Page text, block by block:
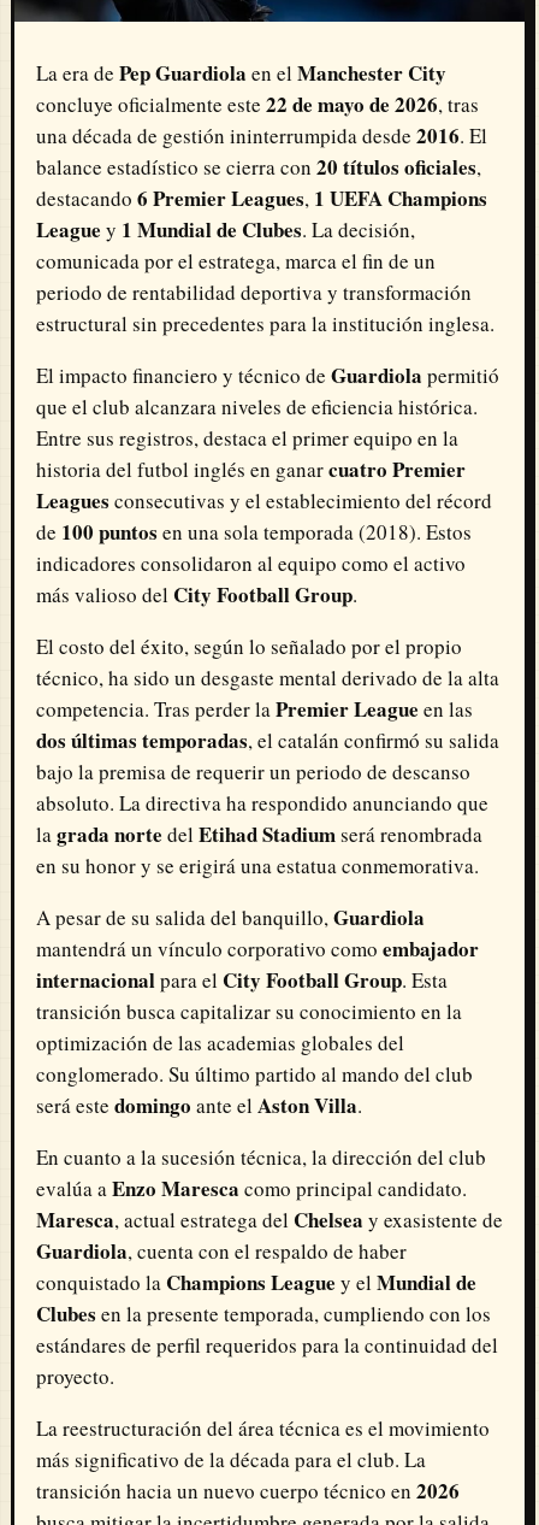
La era de Pep Guardiola en el Manchester City
concluye oficialmente este 22 de mayo de 2026, tras
una década de gestión ininterrumpida desde 2016. El
balance estadístico se cierra con 20 títulos oficiales,
destacando 6 Premier Leagues, 1 UEFA Champions
League y 1 Mundial de Clubes. La decisión,
comunicada por el estratega, marca el fin de un
periodo de rentabilidad deportiva y transformación
estructural sin precedentes para la institución inglesa.
El impacto financiero y técnico de Guardiola permitió
que el club alcanzara niveles de eficiencia histórica.
Entre sus registros, destaca el primer equipo en la
historia del futbol inglés en ganarcuatro Premier
Leagues consecutivas y el establecimiento del récord
de 100 puntos en una sola temporada (2018). Estos
indicadores consolidaron al equipo como el activo
más valioso del City Football Group.
El costo del éxito, según lo señalado por el propio
técnico, ha sido un desgaste mental derivado de la alta
competencia. Tras perder la Premier League en las
dos últimas temporadas, el catalán confirmó su salida
bajo la premisa de requerir un periodo de descanso
absoluto. La directiva ha respondido anunciando que
la grada norte del Etihad Stadiumserá renombrada
en su honor y se erigirá una estatua conmemorativa.
A pesar de su salida del banquillo, Guardiola
mantendrá un vínculo corporativo como embajador
internacionalpara el City Football Group. Esta
transición busca capitalizar su conocimiento en la
optimización de las academias globales del
conglomerado. Su último partido al mando del club
será este domingo ante el Aston Villa.
En cuanto a la sucesión técnica, la dirección del club
evalúa a Enzo Maresca como principal candidato.
Maresca, actual estratega del Chelsea y exasistente de
Guardiola, cuenta con el respaldo de haber
conquistado la Champions League y el Mundial de
Clubes en la presente temporada, cumpliendo con los
estándares de perfil requeridos para la continuidad del
proyecto.
La reestructuración del área técnica es el movimiento
más significativo de la década para el club. La
transición hacia un nuevo cuerpo técnico en 2026